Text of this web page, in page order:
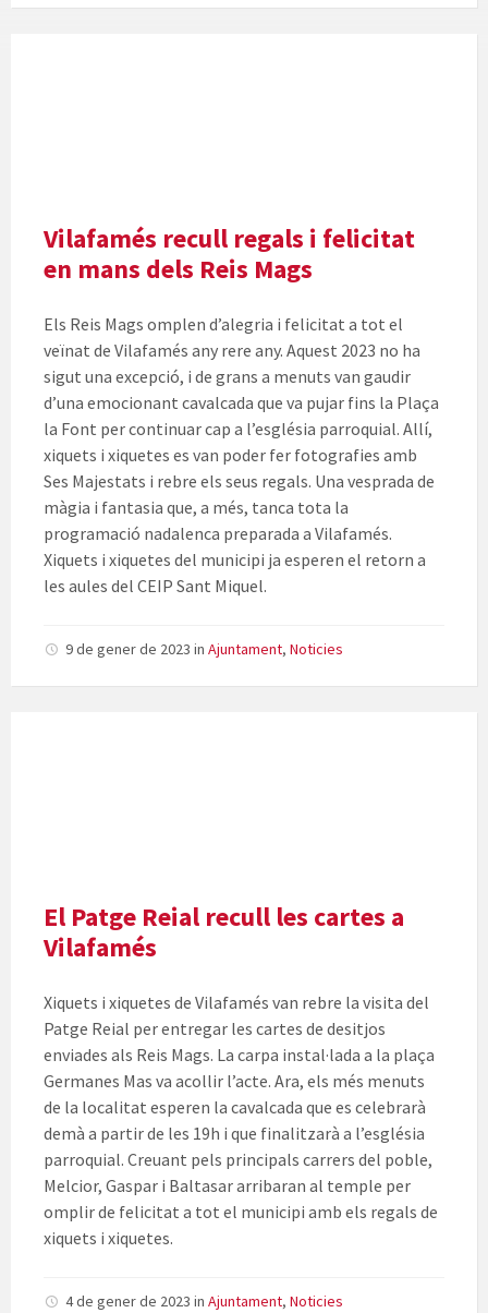
Vilafamés recull regals i felicitat
en mans dels Reis Mags
Els Reis Mags omplen d’alegria i felicitat a tot el
veïnat de Vilafamés any rere any. Aquest 2023 no ha
sigut una excepció, i de grans a menuts van gaudir
d’una emocionant cavalcada que va pujar fins la Plaça
la Font per continuar cap a l’església parroquial. Allí,
xiquets i xiquetes es van poder fer fotografies amb
Ses Majestats i rebre els seus regals. Una vesprada de
màgia i fantasia que, a més, tanca tota la
programació nadalenca preparada a Vilafamés.
Xiquets i xiquetes del municipi ja esperen el retorn a
les aules del CEIP Sant Miquel.
9 de gener de 2023 in Ajuntament, Noticies
El Patge Reial recull les cartes a
Vilafamés
Xiquets i xiquetes de Vilafamés van rebre la visita del
Patge Reial per entregar les cartes de desitjos
enviades als Reis Mags. La carpa instal·lada a la plaça
Germanes Mas va acollir l’acte. Ara, els més menuts
de la localitat esperen la cavalcada que es celebrarà
demà a partir de les 19h i que finalitzarà a l’església
parroquial. Creuant pels principals carrers del poble,
Melcior, Gaspar i Baltasar arribaran al temple per
omplir de felicitat a tot el municipi amb els regals de
xiquets i xiquetes.
4 de gener de 2023 in Ajuntament, Noticies